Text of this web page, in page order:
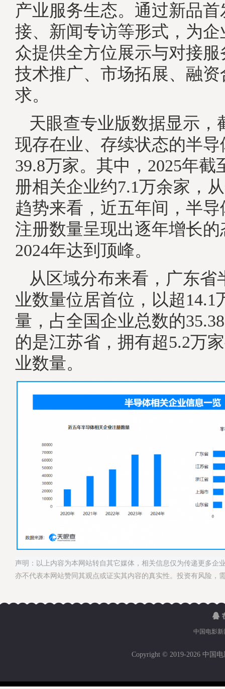
产业服务生态。通过新品
接、新闻专访等形式，为
众提供全方位展示与对接
技术推广、市场拓展、融
求。
天眼查专业版数据显示，
现存在业、存续状态的半
39.8万家。其中，2025年截
册相关企业约7.1万余家，
趋势来看，近五年间，半
注册数量呈现出逐年增长
2024年达到顶峰。
从区域分布来看，广东省
业数量位居首位，以超14.1
量，占全国企业总数的
的是江苏省，拥有超5.2万
业数量。
声明：以上内容为本网站转自其它媒体，相关信息仅为传递更多企
亦不代表本网站赞同其观点或证实其内容的真实性。投资有风险，
中国电影新
Copyright © 2019-2026 中国